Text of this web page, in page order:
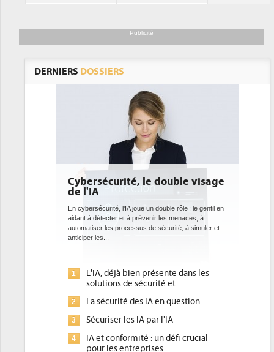
Publicité
DERNIERS DOSSIERS
DEE: l'efficacité énergétique
bientôt une obligation pour les
datacenters
Des datacenters plus durables et plus efficaces, c'est
ce que recherchent les pouvoirs publics européens
avec la mise en oeuvre de la nouvelle Directive sur
1
Qu'est-ce que la DEE (directive
d'efficacité énergétique) ?
2
DEE, une pression administrative
place pour répondre à...